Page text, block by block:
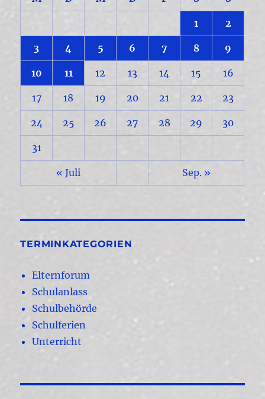
1 2
3 4 5 6 7 8 9
10 11 12 13 14 15 16
17 18 19 20 21 22 23
24 25 26 27 28 29 30
31
« Juli Sep. »
TERMINKATEGORIEN
Elternforum
Schulanlass
Schulbehörde
Schulferien
Unterricht